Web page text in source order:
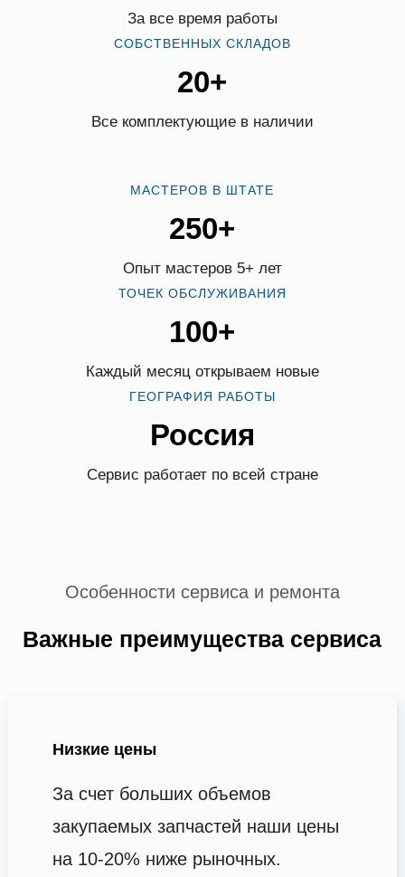
За все время работы
СОБСТВЕННЫХ СКЛАДОВ
20+
Все комплектующие в наличии
МАСТЕРОВ В ШТАТЕ
250+
Опыт мастеров 5+ лет
ТОЧЕК ОБСЛУЖИВАНИЯ
100+
Каждый месяц открываем новые
ГЕОГРАФИЯ РАБОТЫ
Россия
Сервис работает по всей стране
Особенности сервиса и ремонта
Важные преимущества сервиса
Низкие цены
За счет больших объемов
закупаемых запчастей наши цены
на 10-20% ниже рыночных.